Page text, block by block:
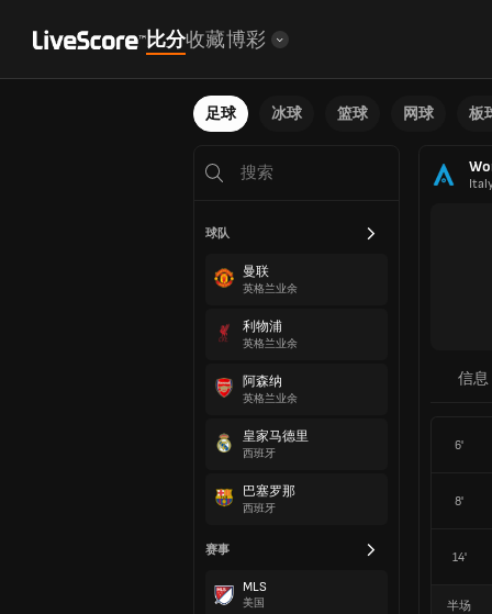
比分收藏博彩
足球 冰球 篮球 网球 板
球队
曼联
英格兰业余
利物浦
英格兰业余
阿森纳
英格兰业余
皇家马德里
西班牙
巴塞罗那
西班牙
赛事
MLS
美国
信息
6'
8'
14'
半场